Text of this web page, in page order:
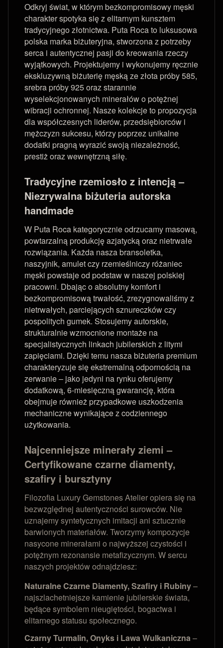
Odkryj świat, w którym bezkompromisowy męski
charakter spotyka się z elitarnym kunsztem
tradycyjnego złotnictwa. Puta Roca to luksusowa
polska marka biżuteryjna, stworzona z potrzeby
serca i autentycznej pasji do kreowania rzeczy
wyjątkowych. Projektujemy i wykonujemy ręcznie
ekskluzywną biżuterię męską ze złota próby 585,
srebra próby 925 oraz starannie
wyselekcjonowanych minerałów o potężnej
wibracji ochronnej. Nasze kolekcje to propozycja
dla współczesnych liderów, przedsiębiorców i
mężczyzn sukcesu, którzy poprzez unikalne
dodatki pragną wyrazić swoją niezależność,
prestiż oraz wewnętrzną siłę.
Tradycyjne rzemiosło z intencją –
Niezrywalna biżuteria autorska
handmade
W Puta Roca kategorycznie odrzucamy masową,
powtarzalną produkcję azjatycką oraz nietrwałe
rozwiązania. Każda nasza bransoletka,
naszyjnik, amulet czy rzemieślniczy różaniec
męski powstaje od podstaw w naszej polskiej
pracowni. Dbając o absolutny komfort i
bezkompromisową trwałość, zrezygnowaliśmy z
nietrwałych, parciejących sznureczków czy
pospolitych gumek. Stosujemy autorskie,
strukturalnie wzmocnione montaże na
specjalistycznych linkach jubilerskich z litymi
zapięciami. Dzięki temu nasza biżuteria premium
charakteryzuje się ekstremalną odpornością na
zerwanie – jako jedyni na rynku oferujemy
dodatkową, 6-miesięczną gwarancję, która
obejmuje również przypadkowe uszkodzenia
mechaniczne wynikające z codziennego
użytkowania.
Najcenniejsze minerały ziemi –
Certyfikowane czarne diamenty,
szafiry i bursztyny
Filozofia Luxury Gemstones Atelier opiera się na
bezwzględnej autentyczności surowców. Nie
uznajemy syntetycznych imitacji ani sztucznie
barwionych materiałów. Tworzymy kompozycje
nasycone minerałami o najwyższej czystości i
potężnym rezonansie metafizycznym. W sercu
naszych projektów odnajdziesz:
Naturalne Czarne Diamenty, Szafiry i Rubiny–
najszlachetniejsze kamienie jubilerskie świata,
będące symbolem nieugiętości, bogactwa i
elitarnego statusu społecznego.
Czarny Turmalin, Onyks i Lawa Wulkaniczna–